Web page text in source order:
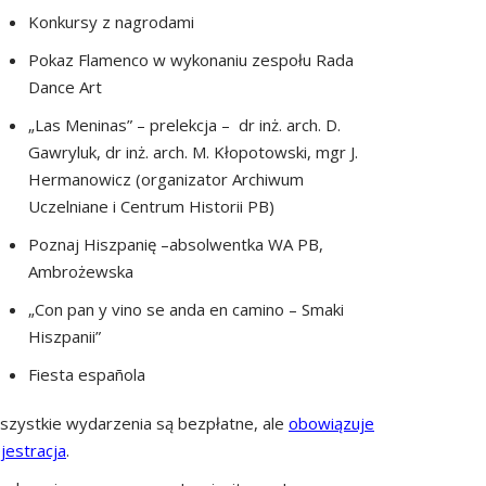
Konkursy z nagrodami
Pokaz Flamenco w wykonaniu zespołu Rada
Dance Art
„Las Meninas” – prelekcja – dr inż. arch. D.
Gawryluk, dr inż. arch. M. Kłopotowski, mgr J.
Hermanowicz (organizator Archiwum
Uczelniane i Centrum Historii PB)
Poznaj Hiszpanię –absolwentka WA PB,
Ambrożewska
„Con pan y vino se anda en camino – Smaki
Hiszpanii”
Fiesta española
wydarzenia są bezpłatne, ale obowiązuje
.